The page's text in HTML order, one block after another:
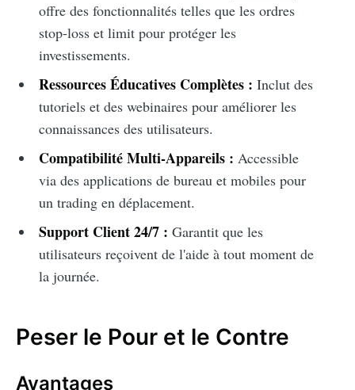
offre des fonctionnalités telles que les ordres
stop-loss et limit pour protéger les
investissements.
Ressources Éducatives Complètes : Inclut des
tutoriels et des webinaires pour améliorer les
connaissances des utilisateurs.
Compatibilité Multi-Appareils : Accessible
via des applications de bureau et mobiles pour
un trading en déplacement.
Support Client 24/7 : Garantit que les
utilisateurs reçoivent de l'aide à tout moment de
la journée.
Peser le Pour et le Contre
Avantages